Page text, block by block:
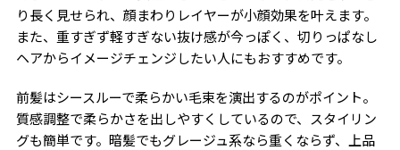
り長く見せられ、顔まわりレイヤーが小顔効果を叶えます。
また、重すぎず軽すぎない抜け感が今っぽく、切りっぱなし
ヘアからイメージチェンジしたい人にもおすすめです。
前髪はシースルーで柔らかい毛束を演出するのがポイント。
質感調整で柔らかさを出しやすくしているので、スタイリン
グも簡単です。暗髪でもグレージュ系なら重くならず、上品